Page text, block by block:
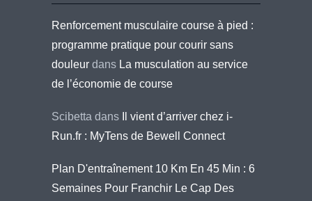
Renforcement musculaire course à pied :
programme pratique pour courir sans
douleur dans La musculation au service
de l’économie de course
Scibetta dans
Il vient d’arriver chez i-
Run.fr : MyTens de Bewell Connect
Plan D'entraînement 10 Km En 45 Min : 6
Semaines Pour Franchir Le Cap Des